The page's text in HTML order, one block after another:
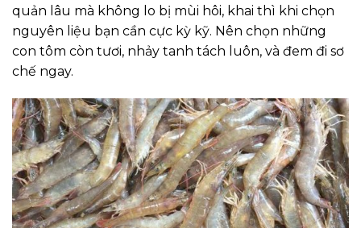
quản lâu mà không lo bị mùi hôi, khai thì khi chọn
nguyên liệu bạn cần cực kỳ kỹ. Nên chọn những
con tôm còn tươi, nhảy tanh tách luôn, và đem đi sơ
chế ngay.